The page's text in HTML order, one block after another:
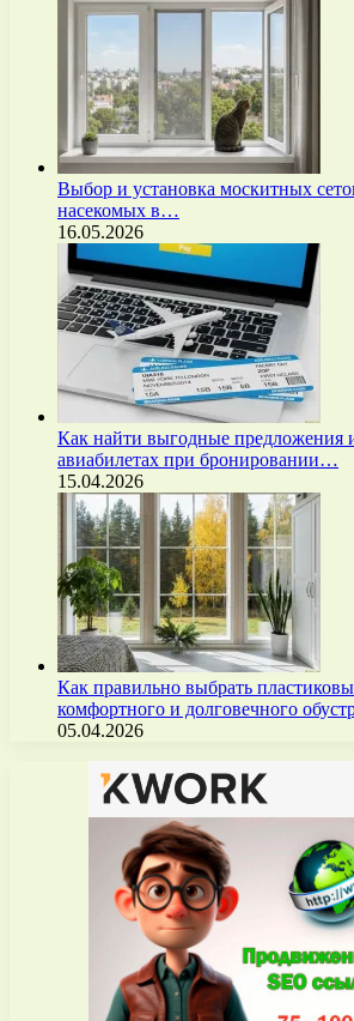
Выбор и установка москитных
насекомых в…
16.05.2026
Как найти выгодные предложения
авиабилетах при бронировании…
15.04.2026
Как правильно выбрать
комфортного и долговечного
05.04.2026